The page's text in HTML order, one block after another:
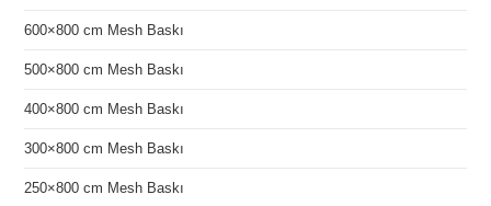
600×800 cm Mesh Baskı
500×800 cm Mesh Baskı
400×800 cm Mesh Baskı
300×800 cm Mesh Baskı
250×800 cm Mesh Baskı